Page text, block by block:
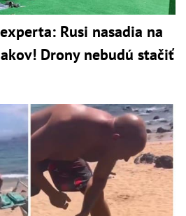
Rusi nasadia na
Drony nebudú stačiť